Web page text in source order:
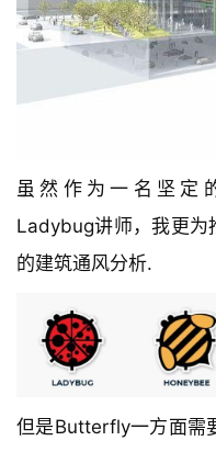
虽然作为一名坚定
Ladybug讲师，我更
的建筑通风分析.
但是Butterfly一方面需